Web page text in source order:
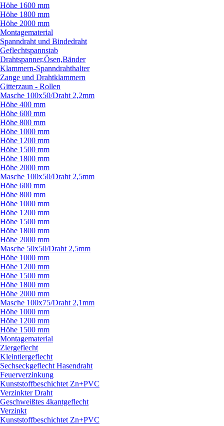
Höhe 1600 mm
Höhe 1800 mm
Höhe 2000 mm
Montagematerial
Spanndraht und Bindedraht
Geflechtspannstab
Drahtspanner,Ösen,Bänder
Klammern-Spanndrahthalter
Zange und Drahtklammern
Gitterzaun - Rollen
Masche 100x50/Draht 2,2mm
Höhe 400 mm
Höhe 600 mm
Höhe 800 mm
Höhe 1000 mm
Höhe 1200 mm
Höhe 1500 mm
Höhe 1800 mm
Höhe 2000 mm
Masche 100x50/Draht 2,5mm
Höhe 600 mm
Höhe 800 mm
Höhe 1000 mm
Höhe 1200 mm
Höhe 1500 mm
Höhe 1800 mm
Höhe 2000 mm
Masche 50x50/Draht 2,5mm
Höhe 1000 mm
Höhe 1200 mm
Höhe 1500 mm
Höhe 1800 mm
Höhe 2000 mm
Masche 100x75/Draht 2,1mm
Höhe 1000 mm
Höhe 1200 mm
Höhe 1500 mm
Montagematerial
Ziergeflecht
Kleintiergeflecht
Sechseckgeflecht Hasendraht
Feuerverzinkung
Kunststoffbeschichtet Zn+PVC
Verzinkter Draht
Geschweißtes 4kantgeflecht
Verzinkt
Kunststoffbeschichtet Zn+PVC